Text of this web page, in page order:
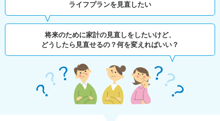
ライフプランを見直したい
将来のために家計の見直しをしたいけど、
どうしたら見直せるの？何を変えればいい？